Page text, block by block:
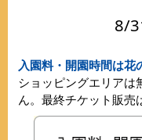
8/
入園料・開園時間は花
ショッピングエリアは
ん。最終チケット販売